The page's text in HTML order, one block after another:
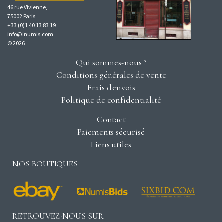
46 rue Vivienne,
75002 Paris
+33 (0)1 40 13 83 19
info@inumis.com
© 2026
Qui sommes-nous ?
Conditions générales de vente
Frais d'envois
Politique de confidentialité
Contact
Paiements sécurisé
Liens utiles
NOS BOUTIQUES
RETROUVEZ-NOUS SUR